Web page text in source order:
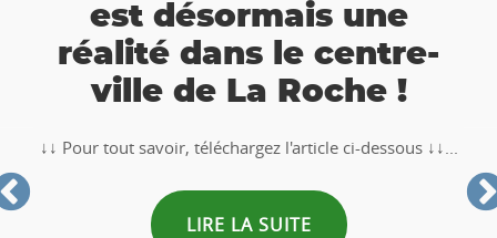
est désormais une
réalité dans le centre-
ville de La Roche !
↓↓ Pour tout savoir, téléchargez l'article ci-dessous ↓↓...
LIRE LA SUITE